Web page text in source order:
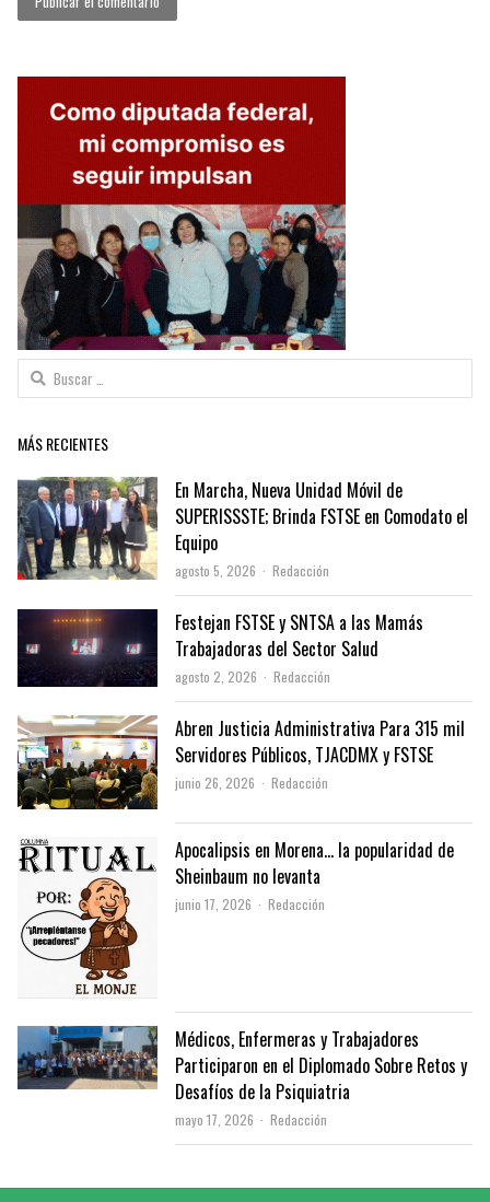
Buscar:
MÁS RECIENTES
En Marcha, Nueva Unidad Móvil de
SUPERISSSTE; Brinda FSTSE en Comodato el
Equipo
agosto 5, 2026 Author
Redacción
Festejan FSTSE y SNTSA a las Mamás
Trabajadoras del Sector Salud
agosto 2, 2026 Author
Redacción
Abren Justicia Administrativa Para 315 mil
Servidores Públicos, TJACDMX y FSTSE
junio 26, 2026 Author
Redacción
Apocalipsis en Morena… la popularidad de
Sheinbaum no levanta
junio 17, 2026 Author
Redacción
Médicos, Enfermeras y Trabajadores
Participaron en el Diplomado Sobre Retos y
Desafíos de la Psiquiatria
mayo 17, 2026 Author
Redacción